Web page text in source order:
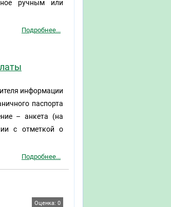
ручным или
Подробнее...
информации
паспорта
– анкета (на
с отметкой о
Подробнее...
Оценка: 0